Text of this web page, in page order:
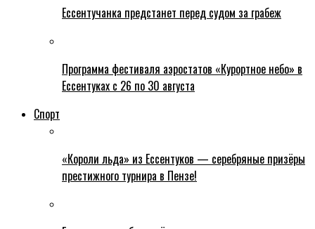
Ессентучанка предстанет перед судом за грабеж
Программа фестиваля аэростатов «Курортное небо» в
Ессентуках с 26 по 30 августа
Спорт
«Короли льда» из Ессентуков — серебряные призёры
престижного турнира в Пензе!